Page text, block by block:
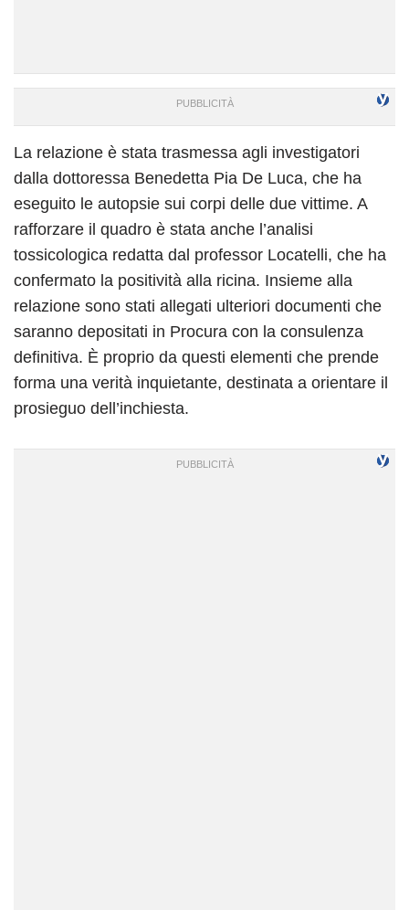
La relazione è stata trasmessa agli investigatori
dalla dottoressa Benedetta Pia De Luca, che ha
eseguito le autopsie sui corpi delle due vittime. A
rafforzare il quadro è stata anche l’analisi
tossicologica redatta dal professor Locatelli, che ha
confermato la positività alla ricina. Insieme alla
relazione sono stati allegati ulteriori documenti che
saranno depositati in Procura con la consulenza
definitiva. È proprio da questi elementi che prende
forma una verità inquietante, destinata a orientare il
prosieguo dell’inchiesta.